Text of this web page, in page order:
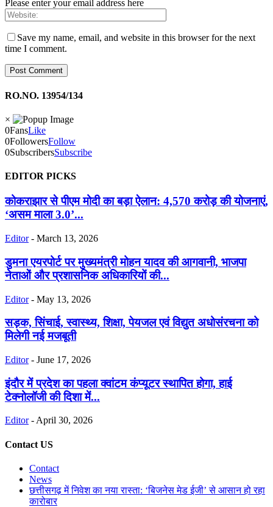
Please enter your email address here
Save my name, email, and website in this browser for the next
time I comment.
RO.NO. 13954/134
×
0FansLike
0FollowersFollow
0SubscribersSubscribe
EDITOR PICKS
कोकराझार से पीएम मोदी का बड़ा ऐलान: 4,570 करोड़ की योजनाएं,
‘असम माला 3.0’...
Editor - March 13, 2026
डुमना एयरपोर्ट पर मुख्यमंत्री मोहन यादव की आगवानी, भाजपा
नेताओं और प्रशासनिक अधिकारियों की...
Editor - May 13, 2026
सड़क, सिंचाई, स्वास्थ्य, शिक्षा, पेयजल एवं विद्युत अधोसंरचना को
मिलेगी नई मजबूती
Editor - June 17, 2026
इंदौर में प्रदेश का पहला क्वांटम कंप्यूटर स्थापित होगा, हाई
टेक्नोलॉजी की दिशा में...
Editor -April 30, 2026
Contact US
Contact
News
छत्तीसगढ़ में निवेश का नया रास्ता: ‘बिजनेस मेड ईजी’ से आसान हो रहा
कारोबार